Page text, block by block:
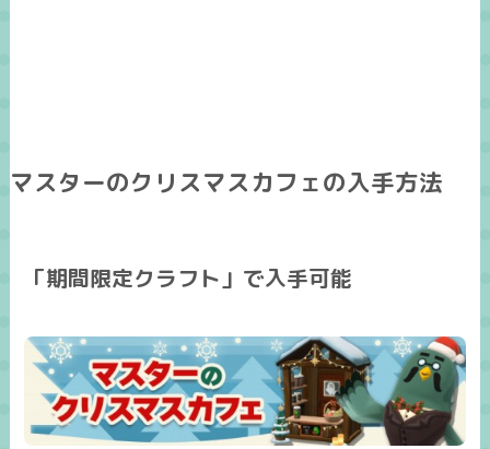
マスターのクリスマスカフェの入手方法
「期間限定クラフト」で入手可能